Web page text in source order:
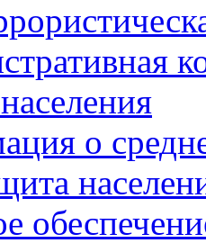
о